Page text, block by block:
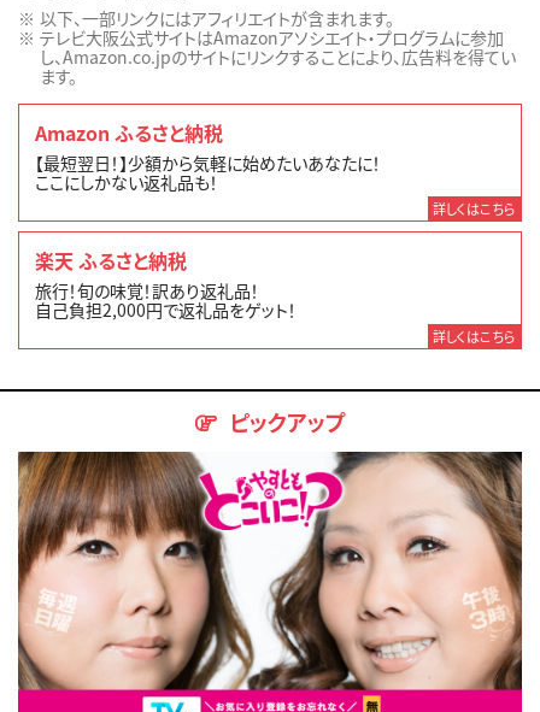
以下、一部リンクにはアフィリエイトが含まれます。
テレビ大阪公式サイトはAmazonアソシエイト・プログラムに参加
し、Amazon.co.jpのサイトにリンクすることにより、広告料を得てい
ます。
Amazon ふるさと納税
【最短翌日！】少額から気軽に始めたいあなたに！
ここにしかない返礼品も！
詳しくはこちら
楽天 ふるさと納税
旅行！旬の味覚！訳あり返礼品！
自己負担2,000円で返礼品をゲット！
詳しくはこちら
ピックアップ